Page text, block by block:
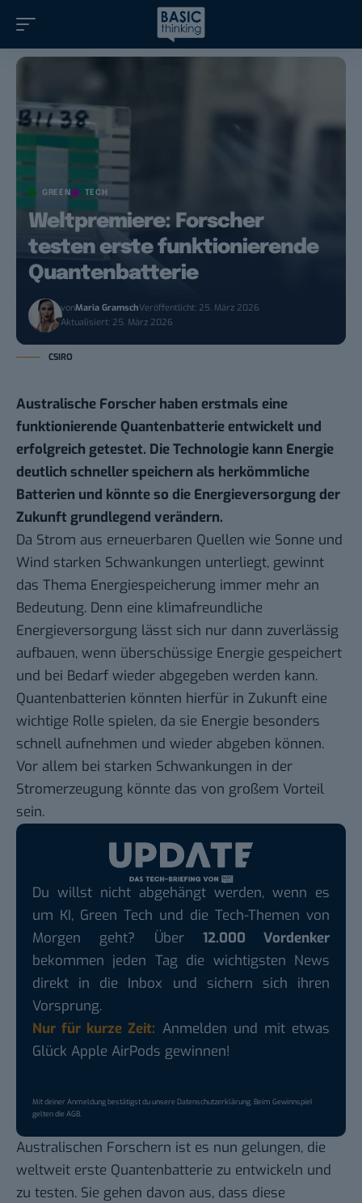
GREEN TECH
Weltpremiere: Forscher
testen erste funktionierende
Quantenbatterie
vonMaria GramschVeröffentlicht: 25. März 2026
Aktualisiert: 25. März 2026
CSIRO
Australische Forscher haben erstmals eine
funktionierende Quantenbatterie entwickelt und
erfolgreich getestet. Die Technologie kann Energie
deutlich schneller speichern als herkömmliche
Batterien und könnte so die Energieversorgung der
Zukunft grundlegend verändern.
Da Strom aus erneuerbaren Quellen wie Sonne und
Wind starken Schwankungen unterliegt, gewinnt
das Thema Energiespeicherung immer mehr an
Bedeutung. Denn eine klimafreundliche
Energieversorgung lässt sich nur dann zuverlässig
aufbauen, wenn überschüssige Energie gespeichert
und bei Bedarf wieder abgegeben werden kann.
Quantenbatterien könnten hierfür in Zukunft eine
wichtige Rolle spielen, da sie Energie besonders
schnell aufnehmen und wieder abgeben können.
Vor allem bei starken Schwankungen in der
Stromerzeugung könnte das von großem Vorteil
sein.
Du willst nicht abgehängt werden, wenn es
um KI, Green Tech und die Tech-Themen von
Morgen geht? Über 12.000 Vordenker
bekommen jeden Tag die wichtigsten News
direkt in die Inbox und sichern sich ihren
Vorsprung.
Nur für kurze Zeit: Anmelden und mit etwas
Glück Apple AirPods gewinnen!
Mit deiner Anmeldung bestätigst du unsereDatenschutzerklärung. Beim Gewinnspiel
gelten dieAGB.
Australischen Forschern ist es nun gelungen, die
weltweit erste Quantenbatterie zu entwickeln und
zu testen. Sie gehen davon aus, dass diese